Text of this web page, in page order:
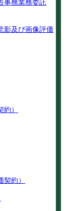
事務業務委託
影及び画像評価
）
約）